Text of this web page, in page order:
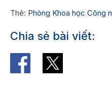
Thẻ: Phòng Khoa học Công
Chia sẻ bài viết: